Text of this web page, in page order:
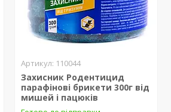
110044
Захисник Родентицид
парафінові брикети 300г від
мишей і пацюків